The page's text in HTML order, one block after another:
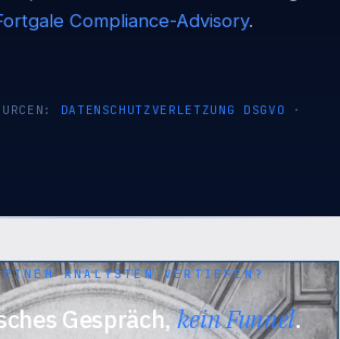
Compliance-Advisory.
DATENSCHUTZVERLETZUNG DSGVO ·
ANALYSTEN VERTIEFEN?
Gespräch,kein Funnel.